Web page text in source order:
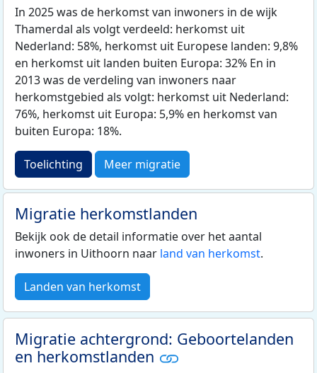
In 2025 was de herkomst van inwoners in de wijk
Thamerdal als volgt verdeeld: herkomst uit
Nederland: 58%, herkomst uit Europese landen: 9,8%
en herkomst uit landen buiten Europa: 32% En in
2013 was de verdeling van inwoners naar
herkomstgebied als volgt: herkomst uit Nederland:
76%, herkomst uit Europa: 5,9% en herkomst van
buiten Europa: 18%.
Toelichting Meer migratie
Migratie herkomstlanden
Bekijk ook de detail informatie over het aantal
inwoners in Uithoorn naar land van herkomst.
Landen van herkomst
Migratie achtergrond: Geboortelanden
en herkomstlanden